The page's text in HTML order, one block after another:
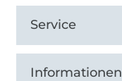
Service
Informationen